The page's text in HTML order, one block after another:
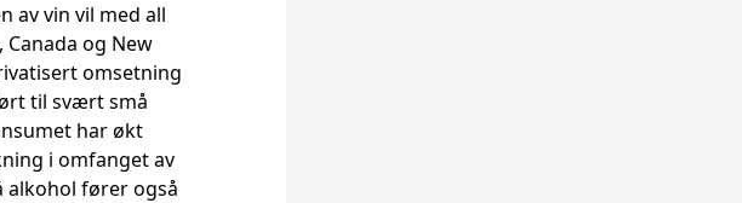
av vin vil med all
og New
omsetning
til svært små
har økt
i omfanget av
alkohol fører også